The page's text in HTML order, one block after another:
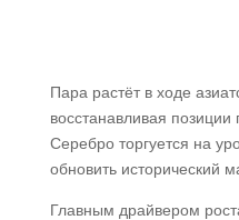
Пара растёт в ходе
восстанавливая
Серебро торгуется на
обновить исторический
Главным драйвером